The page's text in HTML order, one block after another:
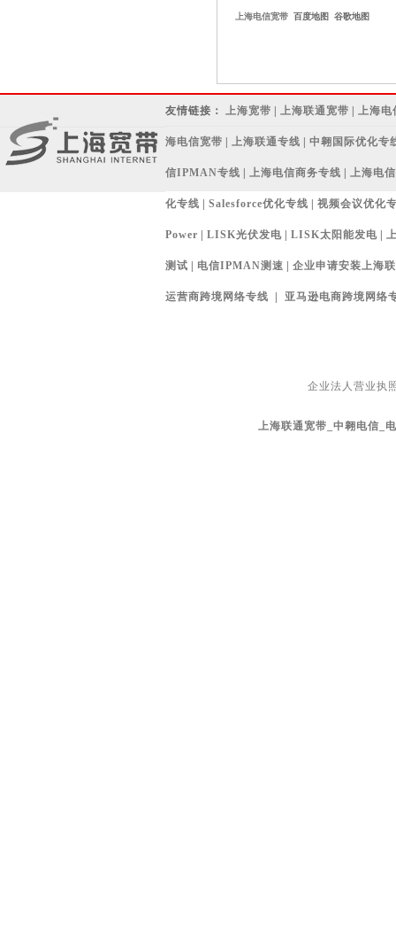
上海电信宽带 百度地图 谷歌地图
友情链接： 上海宽带 | 上海联通宽带 | 上海
海电信宽带 | 上海联通专线 | 中翱国际优化专
信IPMAN专线 | 上海电信商务专线 | 上海电
化专线 | Salesforce优化专线 | 视频会议优化
Power | LISK光伏发电 | LISK太阳能发电 |
测试 | 电信IPMAN测速 | 企业申请安装上海
运营商跨境网络专线 | 亚马逊电商跨境网络
企业法人营业执
上海联通宽带_中翱电信_